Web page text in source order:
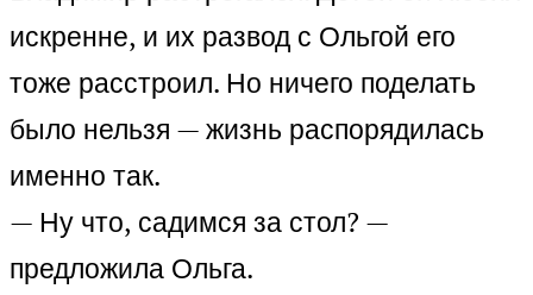
искренне, и их развод с Ольгой его
тоже расстроил. Но ничего поделать
было нельзя — жизнь распорядилась
именно так.
— Ну что, садимся за стол? —
предложила Ольга.